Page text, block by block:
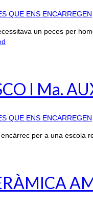
QUE ENS ENCARREGEN
un peces per
I Ma.
QUE ENS ENCARREGEN
per a una escola